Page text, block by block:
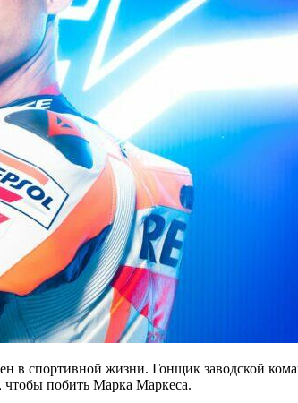
в спортивной жизни. Гонщик заводской
чтобы побить Марка Маркеса.